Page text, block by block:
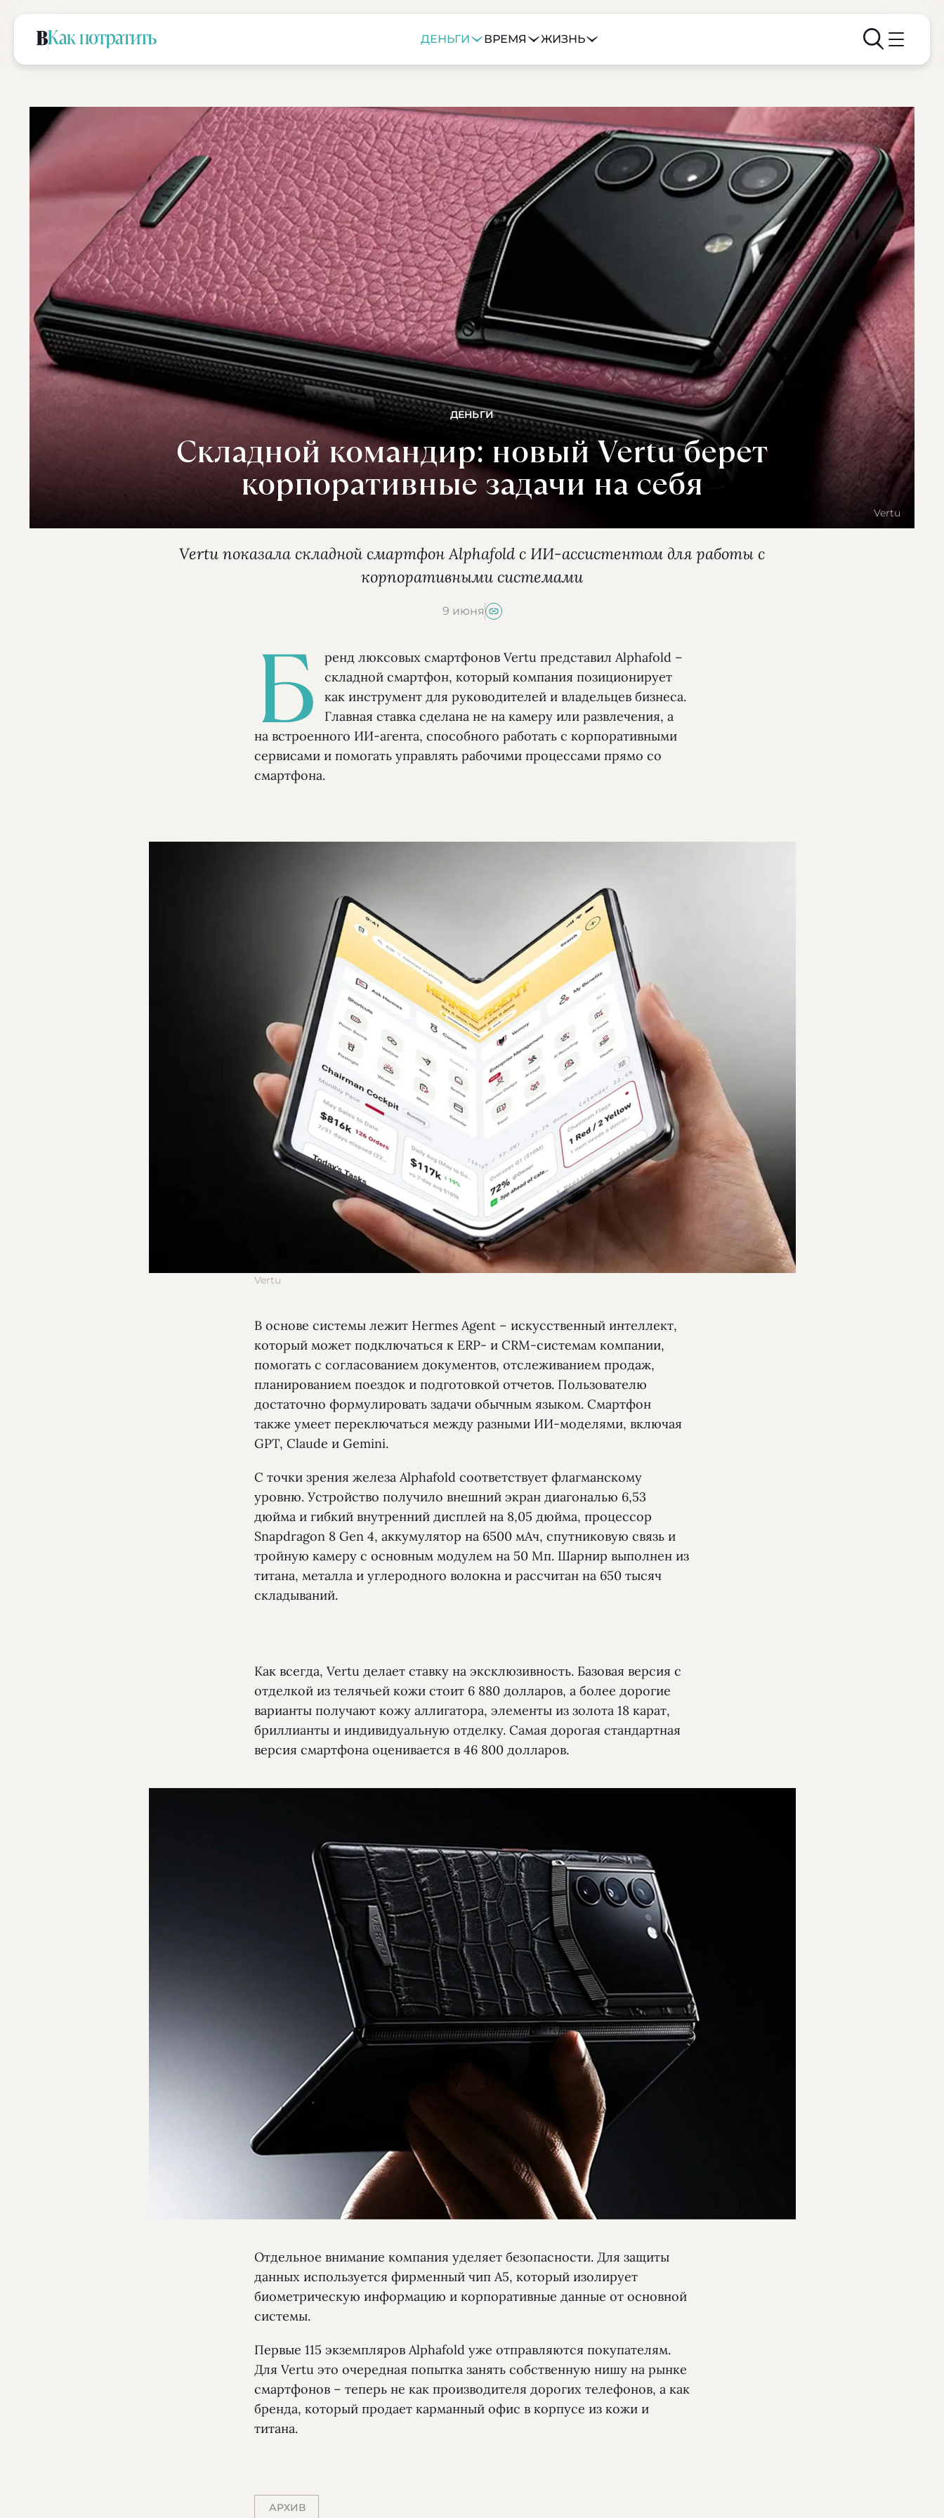
ДЕНЬГИ ВРЕМЯ ЖИЗНЬ
ДЕНЬГИ
Складной командир: новый Vertu берет
корпоративные задачи на себя
Vertu
Vertu показала складной смартфон Alphafold с ИИ-ассистентом для работы с
корпоративными системами
9 июня
Б
ренд люксовых смартфонов Vertu представил Alphafold –
складной смартфон, который компания позиционирует
как инструмент для руководителей и владельцев бизнеса.
Главная ставка сделана не на камеру или развлечения, а
на встроенного ИИ-агента, способного работать с корпоративными
сервисами и помогать управлять рабочими процессами прямо со
смартфона.
Vertu
В основе системы лежит Hermes Agent – искусственный интеллект,
который может подключаться к ERP- и CRM-системам компании,
помогать с согласованием документов, отслеживанием продаж,
планированием поездок и подготовкой отчетов. Пользователю
достаточно формулировать задачи обычным языком. Смартфон
также умеет переключаться между разными ИИ-моделями, включая
GPT, Claude и Gemini.
С точки зрения железа Alphafold соответствует флагманскому
уровню. Устройство получило внешний экран диагональю 6,53
дюйма и гибкий внутренний дисплей на 8,05 дюйма, процессор
Snapdragon 8 Gen 4, аккумулятор на 6500 мАч, спутниковую связь и
тройную камеру с основным модулем на 50 Мп. Шарнир выполнен из
титана, металла и углеродного волокна и рассчитан на 650 тысяч
складываний.
Как всегда, Vertu делает ставку на эксклюзивность. Базовая версия с
отделкой из телячьей кожи стоит 6 880 долларов, а более дорогие
варианты получают кожу аллигатора, элементы из золота 18 карат,
бриллианты и индивидуальную отделку. Самая дорогая стандартная
версия смартфона оценивается в 46 800 долларов.
Отдельное внимание компания уделяет безопасности. Для защиты
данных используется фирменный чип A5, который изолирует
биометрическую информацию и корпоративные данные от основной
системы.
Первые 115 экземпляров Alphafold уже отправляются покупателям.
Для Vertu это очередная попытка занять собственную нишу на рынке
смартфонов – теперь не как производителя дорогих телефонов, а как
бренда, который продает карманный офис в корпусе из кожи и
титана.
АРХИВ